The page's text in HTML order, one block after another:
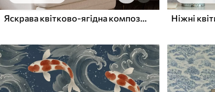
Яскрава квітково-ягідна композиція з папугами